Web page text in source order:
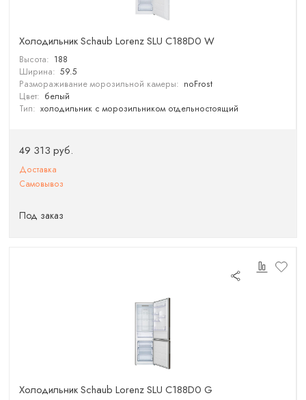
Холодильник Schaub Lorenz SLU C188D0 W
Высота: 188
Ширина: 59.5
Размораживание морозильной камеры: noFrost
Цвет: белый
Тип: холодильник с морозильником отдельностоящий
49 313 руб.
Доставка
Самовывоз
Под заказ
Холодильник Schaub Lorenz SLU C188D0 G